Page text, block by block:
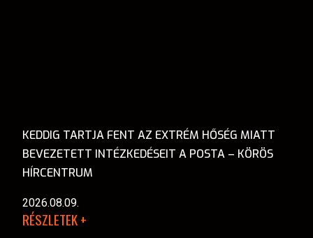
KEDDIG TARTJA FENT AZ EXTRÉM HŐSÉG MIATT
BEVEZETETT INTÉZKEDÉSEIT A POSTA – KÖRÖS
HÍRCENTRUM
2026.08.09.
RÉSZLETEK +